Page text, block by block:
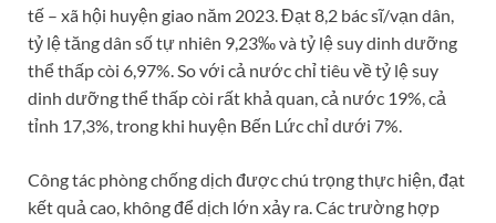
tế – xã hội huyện giao năm 2023. Đạt 8,2 bác sĩ/vạn dân,
tỷ lệ tăng dân số tự nhiên 9,23‰ và tỷ lệ suy dinh dưỡng
thể thấp còi 6,97%. So với cả nước chỉ tiêu về tỷ lệ suy
dinh dưỡng thể thấp còi rất khả quan, cả nước 19%, cả
tỉnh 17,3%, trong khi huyện Bến Lức chỉ dưới 7%.
Công tác phòng chống dịch được chú trọng thực hiện, đạt
kết quả cao, không để dịch lớn xảy ra. Các trường hợp